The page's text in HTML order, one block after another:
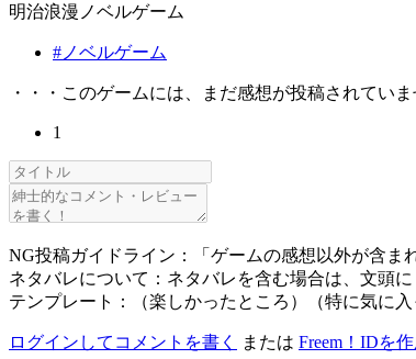
明治浪漫ノベルゲーム
#ノベルゲーム
・・・このゲームには、まだ感想が投稿されてい
1
NG投稿ガイドライン：「ゲームの感想以外が含ま
ネタバレについて：ネタバレを含む場合は、文頭
テンプレート：（楽しかったところ）（特に気に
ログインしてコメントを書く または Freem！IDを